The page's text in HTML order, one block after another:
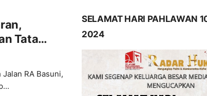
Tata
RA Basuni,
SELAMAT HARI PAHLAWAN
2024